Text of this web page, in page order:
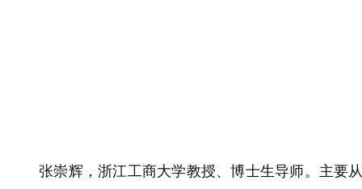
张崇辉，浙江工商大学教授、博士生导师。主要